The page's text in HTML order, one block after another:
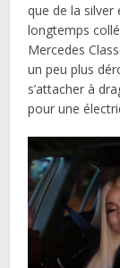
que de la silver
longtemps
Mercedes
un peu plus
s’attacher à
pour une